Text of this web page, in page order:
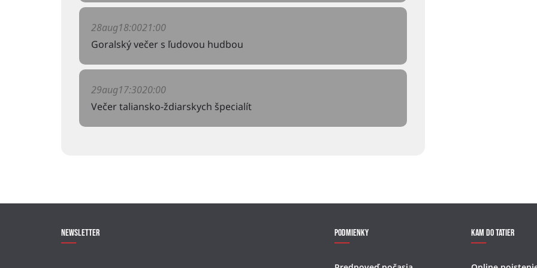
28aug18:0021:00
Goralský večer s ľudovou hudbou
29aug17:3020:00
Večer taliansko-ždiarskych špecialít
Newsletter Podmienky Kam do Tatier